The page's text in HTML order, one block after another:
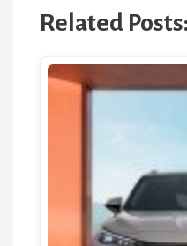
Related Posts: